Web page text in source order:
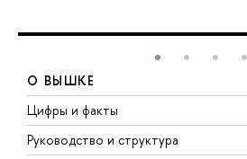
О ВЫШКЕ
Цифры и факты
Руководство и структура